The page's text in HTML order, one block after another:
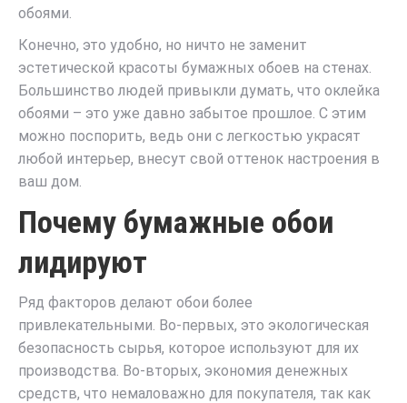
обоями.
Конечно, это удобно, но ничто не заменит
эстетической красоты бумажных обоев на стенах.
Большинство людей привыкли думать, что оклейка
обоями – это уже давно забытое прошлое. С этим
можно поспорить, ведь они с легкостью украсят
любой интерьер, внесут свой оттенок настроения в
ваш дом.
Почему бумажные обои
лидируют
Ряд факторов делают обои более
привлекательными. Во-первых, это экологическая
безопасность сырья, которое используют для их
производства. Во-вторых, экономия денежных
средств, что немаловажно для покупателя, так как